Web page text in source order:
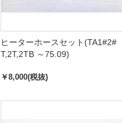
ヒーターホースセット(TA1#2#
T,2T,2TB ～75.09)
￥8,000(税抜)